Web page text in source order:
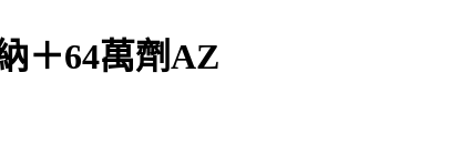
＋64萬劑AZ